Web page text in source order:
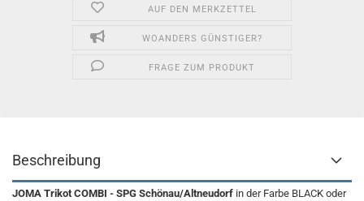
AUF DEN MERKZETTEL
WOANDERS GÜNSTIGER?
FRAGE ZUM PRODUKT
Beschreibung
JOMA Trikot COMBI - SPG Schönau/Altneudorf in der Farbe BLACK oder